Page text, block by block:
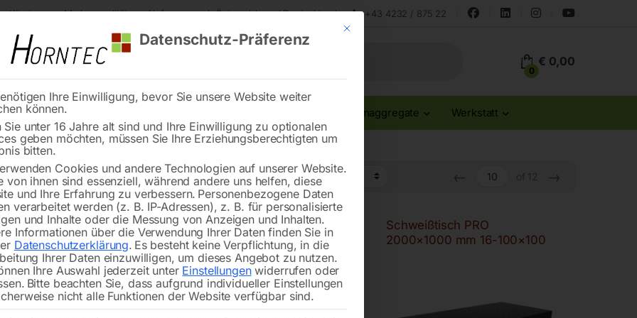
Kärnten Markenqualität Lieferung nach Österreich und Deutschland +43 4232 / 875 22
0
€ 0,00
Reinigung Stromaggregate Werkstatt
← of 12 →
PRO 1500×1480
100×100
Schweißtisch PRO 1500×1480
mm 28-diag
Schweißtisch PRO
2000×1000 mm 16-100×100
Mit diesem Button wird der Dialog geschlossen. Seine Funktionalität ist
Datenschutz-Präferenz
Ihre Einwilligung, bevor Sie unsere Website weiter
können.
Sie unter 16 Jahre alt sind und Ihre Einwilligung zu optionalen
geben möchten, müssen Sie Ihre Erziehungsberechtigten um
bitten.
Cookies und andere Technologien auf unserer Website.
von ihnen sind essenziell, während andere uns helfen, diese
und Ihre Erfahrung zu verbessern. Personenbezogene Daten
verarbeitet werden (z. B. IP-Adressen), z. B. für personalisierte
und Inhalte oder die Messung von Anzeigen und Inhalten.
Informationen über die Verwendung Ihrer Daten finden Sie in
Datenschutzerklärung. Es besteht keine Verpflichtung, in die
Ihrer Daten einzuwilligen, um dieses Angebot zu nutzen.
Ihre Auswahl jederzeit unter Einstellungenwiderrufen oder
Bitte beachten Sie, dass aufgrund individueller Einstellungen
nicht alle Funktionen der Website verfügbar sind.